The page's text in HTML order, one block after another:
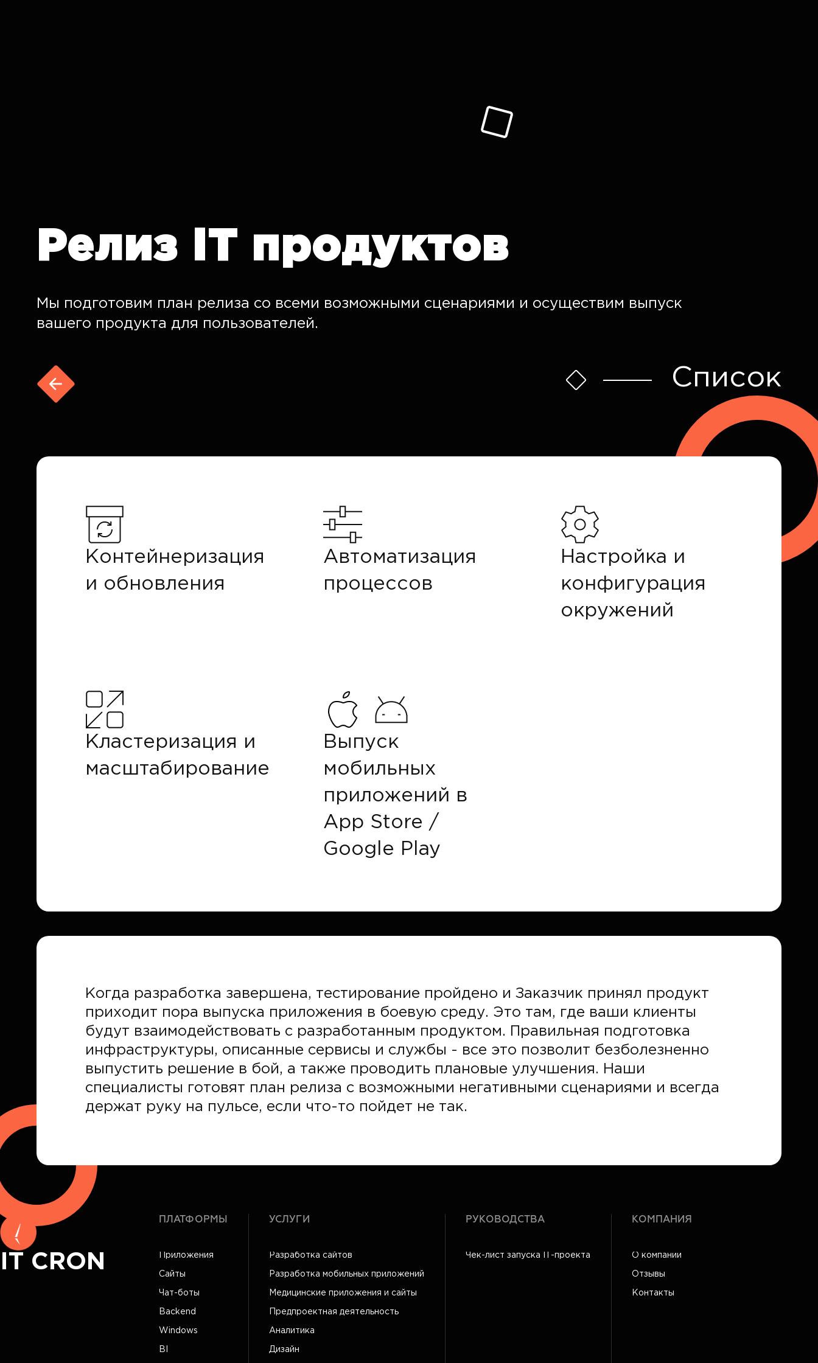
Релиз IT продуктов
Мы подготовим план релиза со всеми возможными сценариями и осуществим выпуск
вашего продукта для пользователей.
Список
Контейнеризация
и обновления
Автоматизация
процессов
Настройка и
конфигурация
окружений
Кластеризация и
масштабирование
Выпуск
мобильных
приложений в
App Store /
Google Play
Когда разработка завершена, тестирование пройдено и Заказчик принял продукт
приходит пора выпуска приложения в боевую среду. Это там, где ваши клиенты
будут взаимодействовать с разработанным продуктом. Правильная подготовка
инфраструктуры, описанные сервисы и службы - все это позволит безболезненно
выпустить решение в бой, а также проводить плановые улучшения. Наши
специалисты готовят план релиза с возможными негативными сценариями и всегда
держат руку на пульсе, если что-то пойдет не так.
IT CRON
ПЛАТФОРМЫ
Приложения
Сайты
Чат-боты
Backend
Windows
BI
УСЛУГИ
Разработка сайтов
Разработка мобильных приложений
Медицинские приложения и сайты
Предпроектная деятельность
Аналитика
Дизайн
РУКОВОДСТВА
Чек-лист запуска IT-проекта
КОМПАНИЯ
О компании
Отзывы
Контакты